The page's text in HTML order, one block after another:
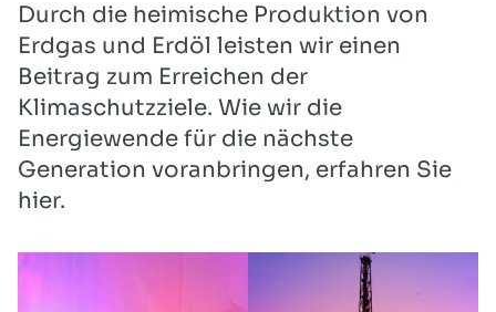
Durch die heimische Produktion von
Erdgas und Erdöl leisten wir einen
Beitrag zum Erreichen der
Klimaschutzziele. Wie wir die
Energiewende für die nächste
Generation voranbringen, erfahren Sie
hier.